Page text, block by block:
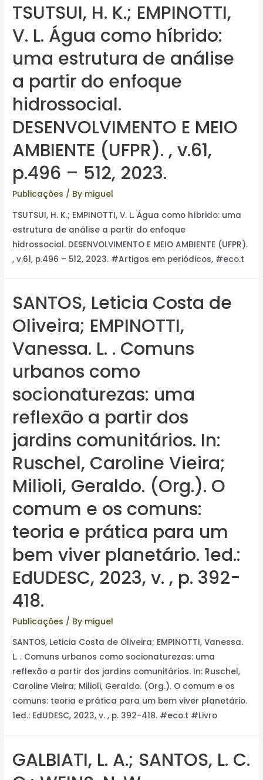
TSUTSUI, H. K.; EMPINOTTI,
V. L. Água como híbrido:
uma estrutura de análise
a partir do enfoque
hidrossocial.
DESENVOLVIMENTO E MEIO
AMBIENTE (UFPR). , v.61,
p.496 – 512, 2023.
Publicações / By miguel
TSUTSUI, H. K.; EMPINOTTI, V. L. Água como híbrido: uma
estrutura de análise a partir do enfoque
hidrossocial. DESENVOLVIMENTO E MEIO AMBIENTE (UFPR).
, v.61, p.496 – 512, 2023. #Artigos em periódicos, #eco.t
SANTOS, Leticia Costa de
Oliveira; EMPINOTTI,
Vanessa. L. . Comuns
urbanos como
socionaturezas: uma
reflexão a partir dos
jardins comunitários. In:
Ruschel, Caroline Vieira;
Milioli, Geraldo. (Org.). O
comum e os comuns:
teoria e prática para um
bem viver planetário. 1ed.:
EdUDESC, 2023, v. , p. 392-
418.
Publicações / By miguel
SANTOS, Leticia Costa de Oliveira; EMPINOTTI, Vanessa.
L. . Comuns urbanos como socionaturezas: uma
reflexão a partir dos jardins comunitários. In: Ruschel,
Caroline Vieira; Milioli, Geraldo. (Org.). O comum e os
comuns: teoria e prática para um bem viver planetário.
1ed.: EdUDESC, 2023, v. , p. 392-418. #eco.t #Livro
GALBIATI, L. A.; SANTOS, L. C.